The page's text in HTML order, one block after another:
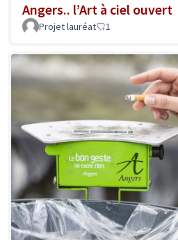
Angers.. l’Art à ciel ouvert
Projet lauréat 1